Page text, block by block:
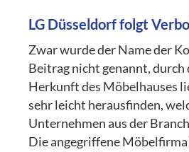
LG Düsseldorf folgt
Zwar wurde der Name der
Beitrag nicht genannt, durch
Herkunft des Möbelhauses
sehr leicht herausfinden,
Unternehmen aus der
Die angegriffene